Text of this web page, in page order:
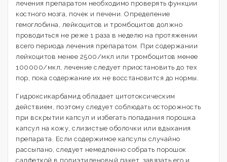
лечения препаратом необходимо проверять функции
костного мозга, почек и печени. Определение
гемоглобина, лейкоцитов и тромбоцитов должно
проводиться не реже 1 раза в неделю на протяжении
всего периода лечения препаратом. При содержании
лейкоцитов менее 2500/мкл или тромбоцитов менее
100000/мкл, лечение следует приостановить до тех
пор, пока содержание их не восстановится до нормы.
Гидроксикарбамид обладает цитотоксическим
действием, поэтому следует соблюдать осторожность
при вскрытии капсул и избегать попадания порошка
капсул на кожу, слизистые оболочки или вдыхания
препарата. Если содержимое капсулы случайно
рассыпано, следует немедленно собрать порошок
салфеткой в полиэтиленовый пакет, завязать его и